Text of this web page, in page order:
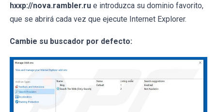
hxxp://nova.rambler.ru e introduzca su dominio favorito,
que se abrirá cada vez que ejecute Internet Explorer.
Cambie su buscador por defecto: